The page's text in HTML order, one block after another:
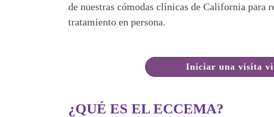
de nuestras cómodas clínicas de California para
tratamiento en persona.
Iniciar una visita
¿QUÉ ES EL ECCEMA?